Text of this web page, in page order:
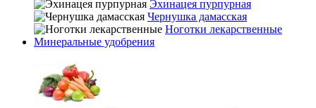
Эхинацея пурпурная
Чернушка дамасская
Ноготки лекарственные
Минеральные удобрения